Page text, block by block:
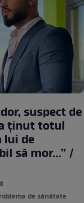
suspect de
ținut totul
lui de
să mor...” /
de sănătate